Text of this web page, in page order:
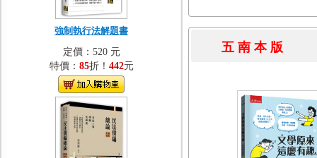
強制執行法解題書
定價：520 元
特價： 85折！ 442元
五 南 本